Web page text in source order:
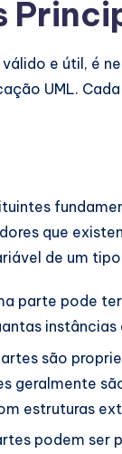
válido e útil, é
UML.
que
de um
parte pode
são
geralmente
estruturas
podem ser